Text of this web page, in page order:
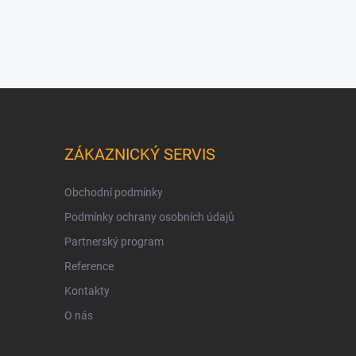
ZÁKAZNICKÝ SERVIS
Obchodní podmínky
Podmínky ochrany osobních údajů
Partnerský program
Reference
Kontakty
O nás